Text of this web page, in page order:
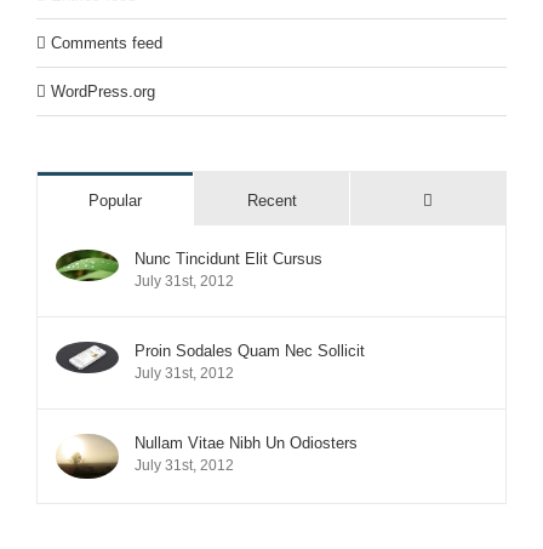
Comments feed
WordPress.org
Popular Recent
Nunc Tincidunt Elit Cursus
July 31st, 2012
Proin Sodales Quam Nec Sollicit
July 31st, 2012
Nullam Vitae Nibh Un Odiosters
July 31st, 2012